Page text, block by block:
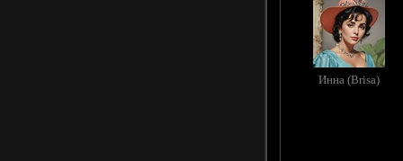
Инна (Brisa)